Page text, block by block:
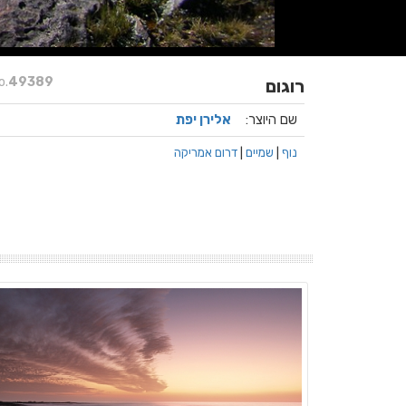
49389 רוגום
שם היוצר: אלירן יפת
נוף שמיים דרום אמריקה